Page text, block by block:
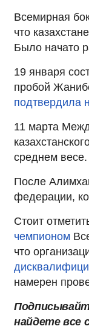
Всемирная
что
Было начато
19 января
пробой
подтвердила
11 марта
среднем весе.
После
федерации,
Стоит
чемпионом
что
намерен
найдете все